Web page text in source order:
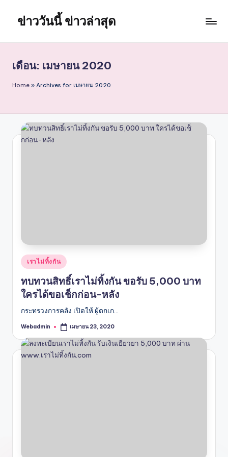
content
ข่าววันนี้ ข่าวล่าสุด
เดือน: เมษายน 2020
Home » Archives for เมษายน 2020
Posted
in
เราไม่ทิ้งกัน
ทบทวนสิทธิ์เราไม่ทิ้งกัน ขอรับ 5,000 บาท
ใครได้ขอเช็กก่อน-หลัง
กระทรวงการคลัง เปิดให้ ผู้ตกเก…
Posted
Webadmin เมษายน 23, 2020